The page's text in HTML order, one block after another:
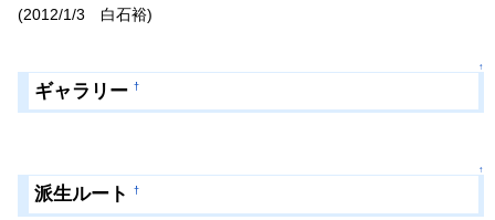
(2012/1/3 白石裕)
↑
ギャラリー †
↑
派生ルート †